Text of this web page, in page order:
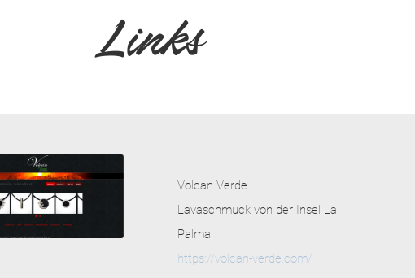
Links
Volcan Verde
Lavaschmuck von der Insel La
Palma
https://volcan-verde.com/